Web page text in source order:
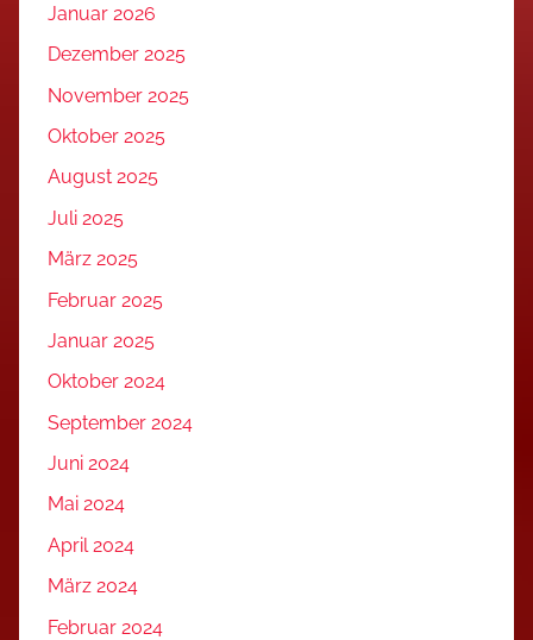
Januar 2026
Dezember 2025
November 2025
Oktober 2025
August 2025
Juli 2025
März 2025
Februar 2025
Januar 2025
Oktober 2024
September 2024
Juni 2024
Mai 2024
April 2024
März 2024
Februar 2024